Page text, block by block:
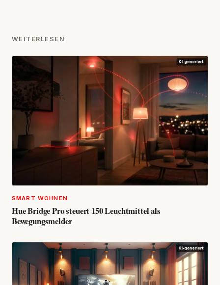
WEITERLESEN
SMART WOHNEN
Hue Bridge Pro steuert 150 Leuchtmittel als
Bewegungsmelder